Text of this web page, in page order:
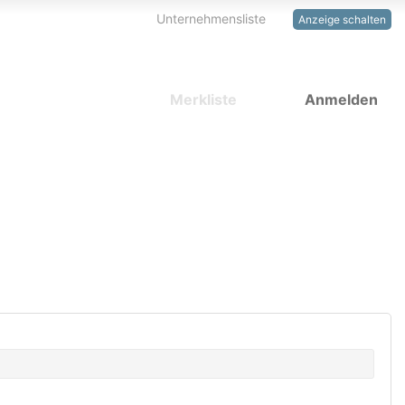
Anzeige schalten
Unternehmensliste
Anmelden
Merkliste